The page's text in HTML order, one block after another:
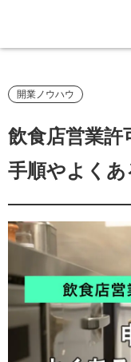
開業ノウハウ
飲食店営業許
手順やよく